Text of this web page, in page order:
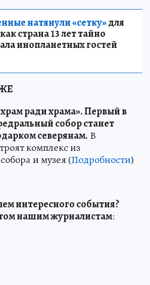
натянули «сетку»для
страна 13 лет тайно
инопланетных гостей
ради храма». Первый в
собор станет
северянам. В
комплекс из
и музея (Подробности)
интересного события?
нашим журналистам: